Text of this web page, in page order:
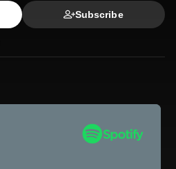
Subscribe